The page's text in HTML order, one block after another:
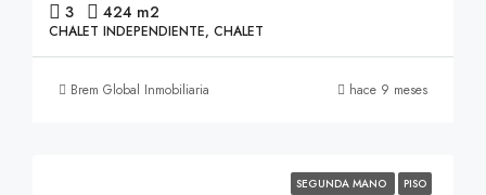
3 424 m2
CHALET INDEPENDIENTE, CHALET
Brem Global Inmobiliaria hace 9 meses
SEGUNDA MANO PISO